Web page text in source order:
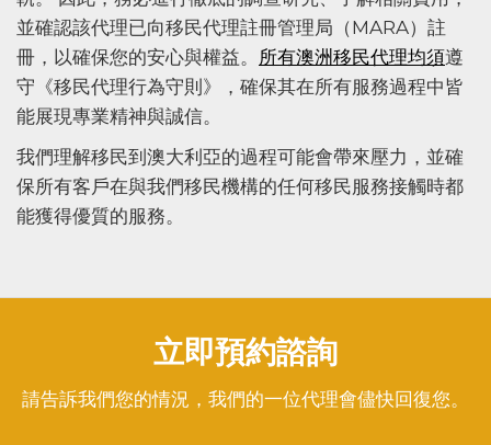
並確認該代理已向移民代理註冊管理局（MARA）註
冊，以確保您的安心與權益。 所有澳洲移民代理均須遵
守《移民代理行為守則》，確保其在所有服務過程中皆
能展現專業精神與誠信。
我們理解移民到澳大利亞的過程可能會帶來壓力，並確
保所有客戶在與我們移民機構的任何移民服務接觸時都
能獲得優質的服務。
立即預約諮詢
請告訴我們您的情況，我們的一位代理會儘快回復您。